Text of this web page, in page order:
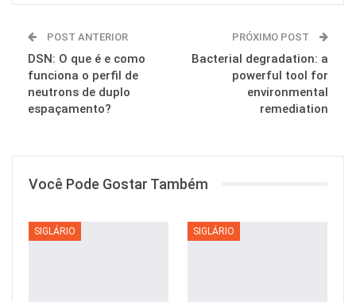
POST ANTERIOR
DSN: O que é e como
funciona o perfil de
neutrons de duplo
espaçamento?
PRÓXIMO POST
Bacterial degradation: a
powerful tool for
environmental
remediation
Você Pode Gostar Também
SIGLÁRIO SIGLÁRIO